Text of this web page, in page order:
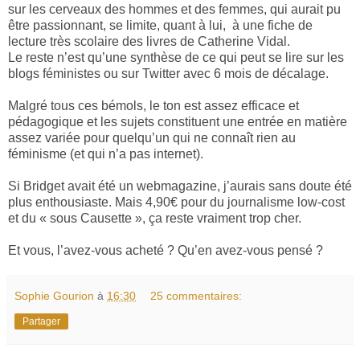
sur les cerveaux des hommes et des femmes, qui aurait pu
être passionnant, se limite, quant à lui, à une fiche de
lecture très scolaire des livres de Catherine Vidal.
Le reste n’est qu’une synthèse de ce qui peut se lire sur les
blogs féministes ou sur Twitter avec 6 mois de décalage.
Malgré tous ces bémols, le ton est assez efficace et
pédagogique et les sujets constituent une entrée en matière
assez variée pour quelqu’un qui ne connaît rien au
féminisme (et qui n’a pas internet).
Si Bridget avait été un webmagazine, j’aurais sans doute été
plus enthousiaste. Mais 4,90€ pour du journalisme low-cost
et du « sous Causette », ça reste vraiment trop cher.
Et vous, l’avez-vous acheté ? Qu’en avez-vous pensé ?
Sophie Gourion à 16:30 25 commentaires:
Partager